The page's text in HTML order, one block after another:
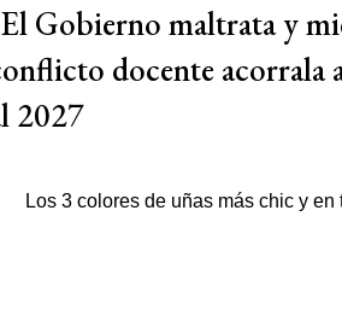
Gobierno maltrata y
docente acorrala
2027